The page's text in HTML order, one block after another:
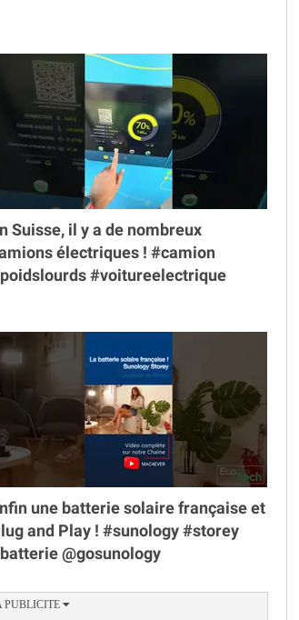
Suisse, il y a de nombreux
électriques ! #camion
#voitureelectrique
une batterie solaire française et
and Play ! #sunology #storey
@gosunology